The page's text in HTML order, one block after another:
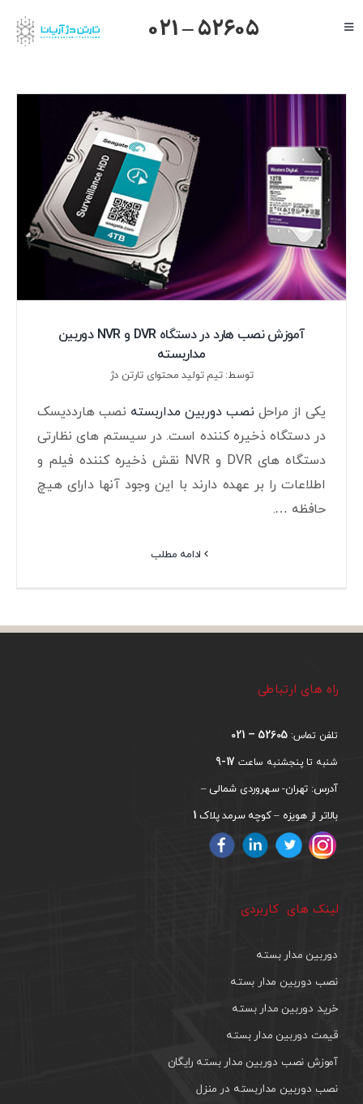
to
Toggle
گرنداستریم
میکروتیک
داهوا
تیاندی
درباره ما
021 – 52605
آموزش نصب هارد در دستگاه DVR و NVR دوربین
مداربسته
توسط: تیم تولید محتوای تارتن دژ
یکی از مراحل نصب دوربین مداربسته نصب هارددیسک
در دستگاه ذخیره کننده است. در سیستم های نظارتی
دستگاه های DVR و NVR نقش ذخیره کننده فیلم و
اطلاعات را بر عهده دارند با این وجود آنها دارای هیچ
حافظه ….
ادامه مطلب
راه های ارتباطی
تلفن تماس: 52605 – 021
شنبه تا پنجشنبه ساعت 17-9
آدرس: تهران- سهروردی شمالی –
بالاتر از هویزه – کوچه سرمد پلاک 1
لینک های کاربردی
دوربین مدار بسته
نصب دوربین مدار بسته
خرید دوربین مدار بسته
قیمت دوربین مدار بسته
آموزش نصب دوربین مدار بسته رایگان
نصب دوربین مداربسته در منزل